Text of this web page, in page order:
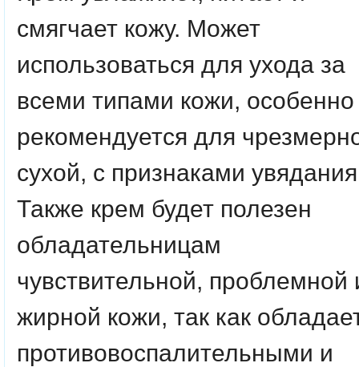
смягчает кожу. Может
использоваться для ухода за
всеми типами кожи, особенно
рекомендуется для
сухой, с признаками
Также крем будет полезен
обладательницам
чувствительной, проблемной
жирной кожи, так как
противовоспалительными и